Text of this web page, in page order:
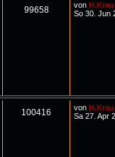
99658 von
So 30. Jun
100416 von
Sa 27. Apr